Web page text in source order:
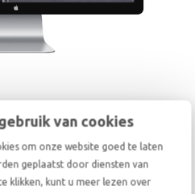
van cookies
om onze website goed te laten
geplaatst door diensten van
klikken, kunt u meer lezen over
historie van
behoort tot de oudste